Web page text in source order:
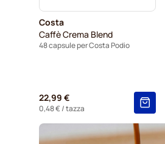
Costa
Caffè Crema Blend
48 capsule per Costa Podio
22,99 €
0,48 €/ tazza